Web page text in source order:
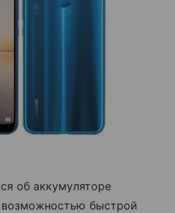
об аккумуляторе
быстрой